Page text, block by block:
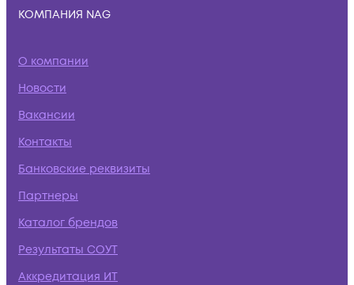
КОМПАНИЯ NAG
О компании
Новости
Вакансии
Контакты
Банковские реквизиты
Партнеры
Каталог брендов
Результаты СОУТ
Аккредитация ИТ